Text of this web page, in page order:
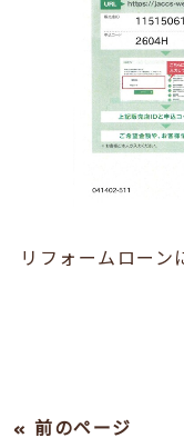
リフォームローン
« 前のページ